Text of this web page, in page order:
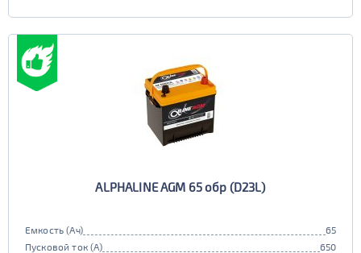
ALPHALINE AGM 65 обр (D23L)
Емкость (Ач)
65
Пусковой ток (А)
650